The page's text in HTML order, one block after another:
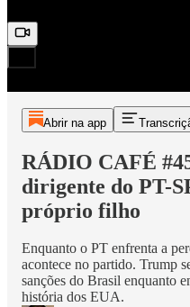
Abrir na app
RÁDIO CAFÉ
dirigente do PT-
próprio filho
Enquanto o PT enfrenta a
acontece no partido. Trump
sanções do Brasil enquanto
história dos EUA.